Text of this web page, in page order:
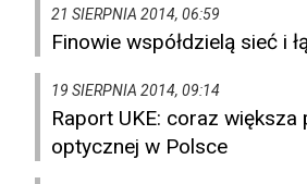
21 SIERPNIA 2014, 06:59
Finowie współdzielą sieć i
19 SIERPNIA 2014, 09:14
Raport UKE: coraz większa
optycznej w Polsce